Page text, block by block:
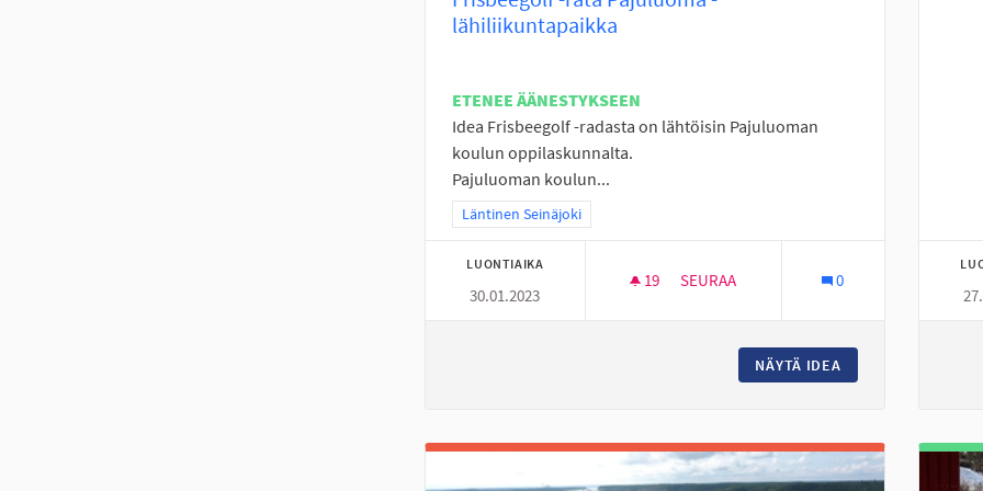
lähiliikuntapaikka
ETENEE ÄÄNESTYKSEEN
Idea Frisbeegolf -radasta on lähtöisin Pajuluoman
koulun oppilaskunnalta.
Pajuluoman koulun...
Rajaa tulokset teeman mukaan: Läntinen Seinäjoki
Läntinen Seinäjoki
LUONTIAIKA
30.01.2023
19 19 SEURAAJAA
SEURAA
FRISBEEGOLF -RATA PAJULUOMA -
0
NÄYTÄ IDEA